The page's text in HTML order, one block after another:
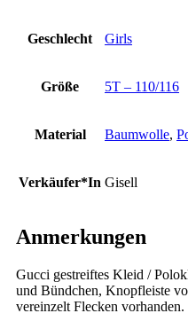
Geschlecht Girls
Größe 5T – 110/116
Material Baumwolle,
Verkäufer*In Gisell
Anmerkungen
Gucci gestreiftes Kleid /
und Bündchen, Knopfleiste
vereinzelt Flecken vorhanden.